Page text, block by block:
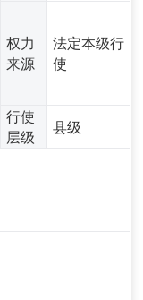
权力
来源
法定本级行
使
行使
层级
县级